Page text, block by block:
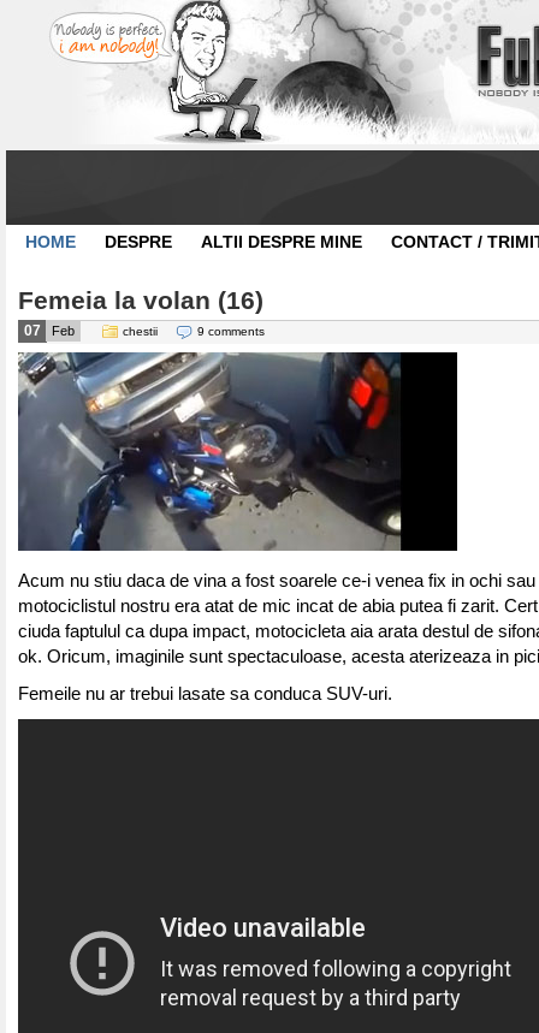
HOME DESPRE ALTII DESPRE MINE CONTACT /
Femeia la volan (16)
07 Feb chestii 9 comments
Acum nu stiu daca de vina a fost soarele ce-i venea fix in ochi
motociclistul nostru era atat de mic incat de abia putea fi zarit.
ciuda faptulul ca dupa impact, motocicleta aia arata destul de
ok. Oricum, imaginile sunt spectaculoase, acesta aterizeaza in
Femeile nu ar trebui lasate sa conduca SUV-uri.